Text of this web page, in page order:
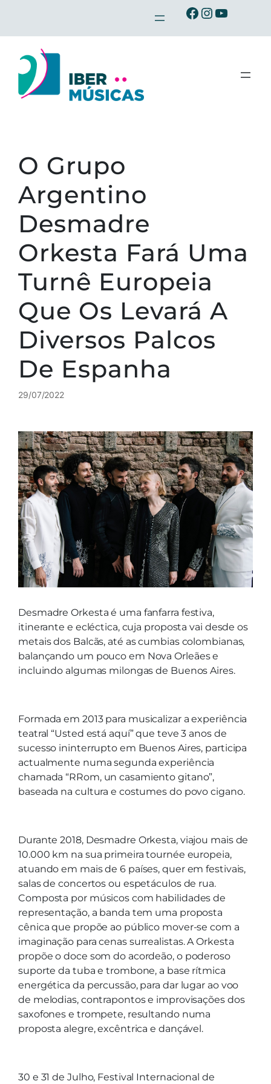
o
conteúdo
Ibermusicas no Facebook
Ibermusicas no Instagram
Ibermusicas no Youtube
O Grupo
Argentino
Desmadre
Orkesta Fará Uma
Turnê Europeia
Que Os Levará A
Diversos Palcos
De Espanha
29/07/2022
Desmadre Orkesta é uma fanfarra festiva,
itinerante e ecléctica, cuja proposta vai desde os
metais dos Balcãs, até as cumbias colombianas,
balançando um pouco em Nova Orleães e
incluindo algumas milongas de Buenos Aires.
Formada em 2013 para musicalizar a experiência
teatral “Usted está aquí” que teve 3 anos de
sucesso ininterrupto em Buenos Aires, participa
actualmente numa segunda experiência
chamada “RRom, un casamiento gitano”,
baseada na cultura e costumes do povo cigano.
Durante 2018, Desmadre Orkesta, viajou mais de
10.000 km na sua primeira tournée europeia,
atuando em mais de 6 países, quer em festivais,
salas de concertos ou espetáculos de rua.
Composta por músicos com habilidades de
representação, a banda tem uma proposta
cênica que propõe ao público mover-se com a
imaginação para cenas surrealistas. A Orkesta
propõe o doce som do acordeão, o poderoso
suporte da tuba e trombone, a base rítmica
energética da percussão, para dar lugar ao voo
de melodias, contrapontos e improvisações dos
saxofones e trompete, resultando numa
proposta alegre, excêntrica e dançável.
30 e 31 de Julho, Festival Internacional de